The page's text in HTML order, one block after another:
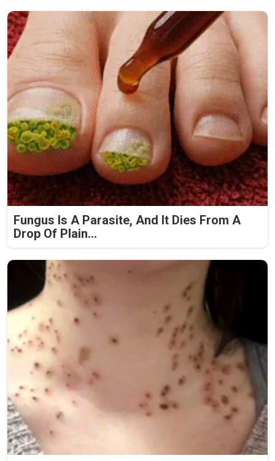
Fungus Is A Parasite, And It Dies From A
Drop Of Plain...